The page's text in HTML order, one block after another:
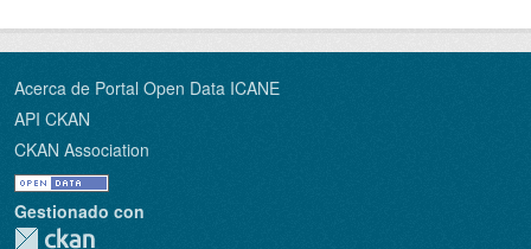
Acerca de Portal Open Data ICANE
API CKAN
CKAN Association
Gestionado con